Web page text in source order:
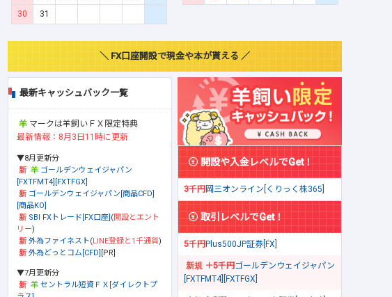
30
31
＼ FX口座開設で現金や本が貰える ／
最新キャッシュバック一覧
マークは羊飼いＦＸ限定特典
最新情報：8月3日11時に更新
▼8月更新分
ゴールデンウェイジャパン
[FXTFMT4][FXTFGX]
ゴールデンウェイジャパン[商品CFD]
[商品KO]
SBI FXトレード[FX口座] (開設とエント
リー)
外為ファイネスト(LINE登録と1千通貨)
外為どっとコム[CFD] [PR]
▼7月更新分
セントラル短資ＦＸ[ダイレクトプ
開設や入金レベルでGet！
3千円岡三オンライン[くりっく株365]
取引レベルでGet！
5千円Plus500JP証券[FX]
＋5千円ゴールデンウェイジャパン
[FXTFMT4][FXTFGX]